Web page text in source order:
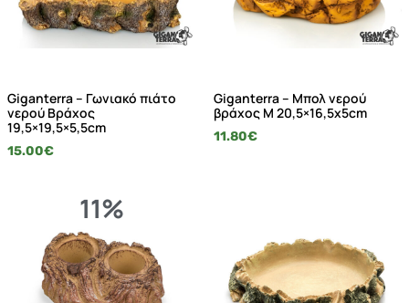
Giganterra – Γωνιακό πιάτο
νερού Βράχος
19,5×19,5×5,5cm
15.00€
Giganterra – Μπολ νερού
βράχος Μ 20,5×16,5x5cm
11.80€
11%